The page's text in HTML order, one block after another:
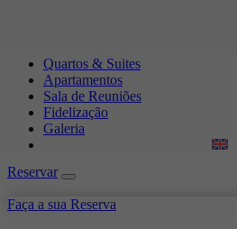
Quartos & Suites
Apartamentos
Sala de Reuniões
Fidelização
Galeria
Reservar
Faça a sua Reserva